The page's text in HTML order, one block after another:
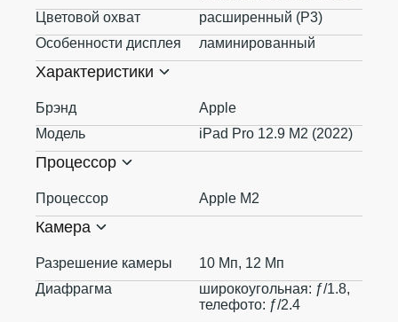
Цветовой охват
расширенный (P3)
Особенности дисплея
ламинированный
Характеристики
Брэнд
Apple
Модель
iPad Pro 12.9 M2 (2022)
Процессор
Процессор Apple M2
Камера
Разрешение камеры
10 Мп, 12 Мп
Диафрагма
широкоугольная: ƒ/1.8,
телефото: ƒ/2.4